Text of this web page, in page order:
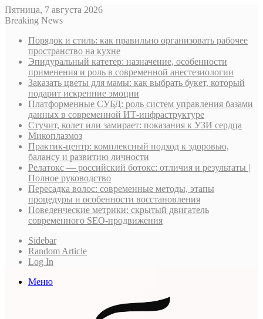
Пятница, 7 августа 2026
Breaking News
Порядок и стиль: как правильно организовать рабочее
пространство на кухне
Эпидуральный катетер: назначение, особенности
применения и роль в современной анестезиологии
Заказать цветы для мамы: как выбрать букет, который
подарит искренние эмоции
Платформенные СУБД: роль систем управления базами
данных в современной ИТ-инфраструктуре
Стучит, колет или замирает: показания к УЗИ сердца
Микоплазмоз
Практик-центр: комплексный подход к здоровью,
балансу и развитию личности
Релатокс — российский ботокс: отличия и результаты |
Полное руководство
Пересадка волос: современные методы, этапы
процедуры и особенности восстановления
Поведенческие метрики: скрытый двигатель
современного SEO-продвижения
Sidebar
Random Article
Log In
Меню